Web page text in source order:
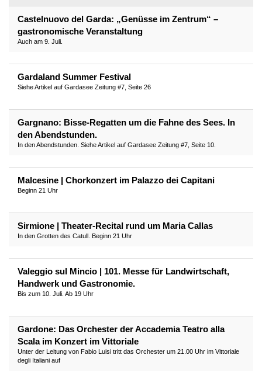
Castelnuovo del Garda: „Genüsse im Zentrum“ –
gastronomische Veranstaltung
Auch am 9. Juli.
Gardaland Summer Festival
Siehe Artikel auf Gardasee Zeitung #7, Seite 26
Gargnano: Bisse-Regatten um die Fahne des Sees. In
den Abendstunden.
In den Abendstunden. Siehe Artikel auf Gardasee Zeitung #7, Seite 10.
Malcesine | Chorkonzert im Palazzo dei Capitani
Beginn 21 Uhr
Sirmione | Theater-Recital rund um Maria Callas
In den Grotten des Catull. Beginn 21 Uhr
Valeggio sul Mincio | 101. Messe für Landwirtschaft,
Handwerk und Gastronomie.
Bis zum 10. Juli. Ab 19 Uhr
Gardone: Das Orchester der Accademia Teatro alla
Scala im Konzert im Vittoriale
Unter der Leitung von Fabio Luisi tritt das Orchester um 21.00 Uhr im Vittoriale
degli Italiani auf